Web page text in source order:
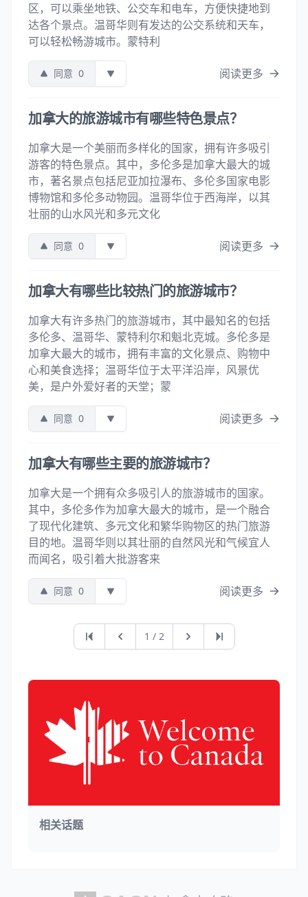
区，可以乘坐地铁、公交车和电车，方便快捷地到
达各个景点。温哥华则有发达的公交系统和天车，
可以轻松畅游城市。蒙特利
同意 0 阅读更多
加拿大的旅游城市有哪些特色景点？
加拿大是一个美丽而多样化的国家，拥有许多吸引
游客的特色景点。其中，多伦多是加拿大最大的城
市，著名景点包括尼亚加拉瀑布、多伦多国家电影
博物馆和多伦多动物园。温哥华位于西海岸，以其
壮丽的山水风光和多元文化
同意 0 阅读更多
加拿大有哪些比较热门的旅游城市？
加拿大有许多热门的旅游城市，其中最知名的包括
多伦多、温哥华、蒙特利尔和魁北克城。多伦多是
加拿大最大的城市，拥有丰富的文化景点、购物中
心和美食选择；温哥华位于太平洋沿岸，风景优
美，是户外爱好者的天堂；蒙
同意 0 阅读更多
加拿大有哪些主要的旅游城市？
加拿大是一个拥有众多吸引人的旅游城市的国家。
其中，多伦多作为加拿大最大的城市，是一个融合
了现代化建筑、多元文化和繁华购物区的热门旅游
目的地。温哥华则以其壮丽的自然风光和气候宜人
而闻名，吸引着大批游客来
同意 0 阅读更多
第一页 上一页 1 / 2 下一页 最后一页
相关话题